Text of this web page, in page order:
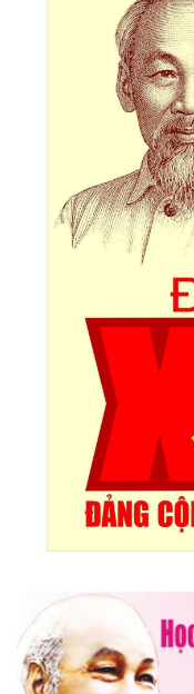
lần thứ 30
Lễ hội sầu riêng Đắk
động đặc sắc